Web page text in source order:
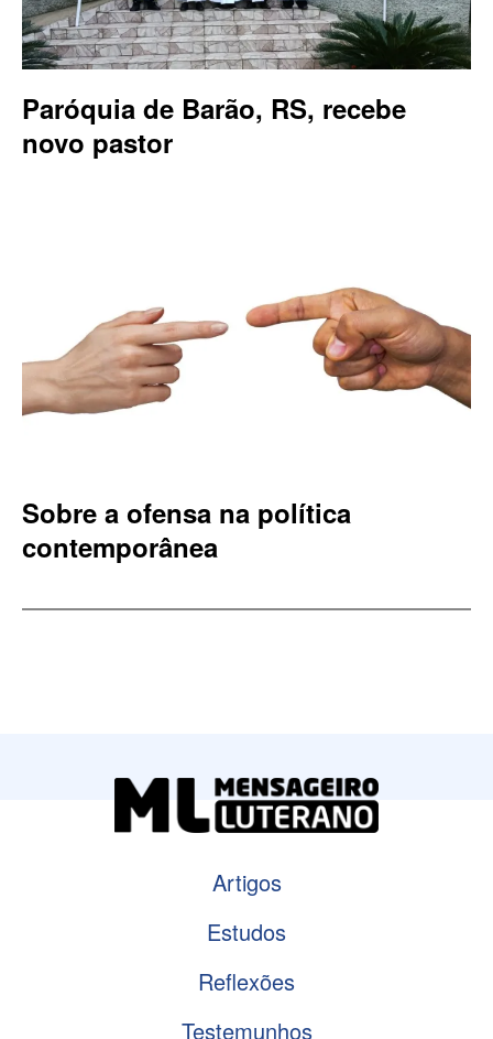
Paróquia de Barão, RS, recebe
novo pastor
Sobre a ofensa na política
contemporânea
Artigos
Estudos
Reflexões
Testemunhos